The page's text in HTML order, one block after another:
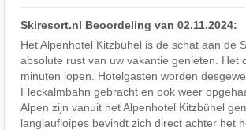
Skiresort.nl Beoordeling van 02.11.2024:
Het Alpenhotel Kitzbühel is de schat aan de
absolute rust van uw vakantie genieten. Het
minuten lopen. Hotelgasten worden
Fleckalmbahn gebracht en ook weer
Alpen zijn vanuit het Alpenhotel Kitzbühel
langlaufloipes bevindt zich direct achter het